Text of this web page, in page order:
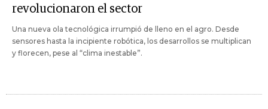
revolucionaron el sector
Una nueva ola tecnológica irrumpió de lleno en el agro. Desde
sensores hasta la incipiente robótica, los desarrollos se multiplican
y florecen, pese al “clima inestable”.